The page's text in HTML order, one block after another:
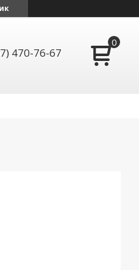
470-76-67